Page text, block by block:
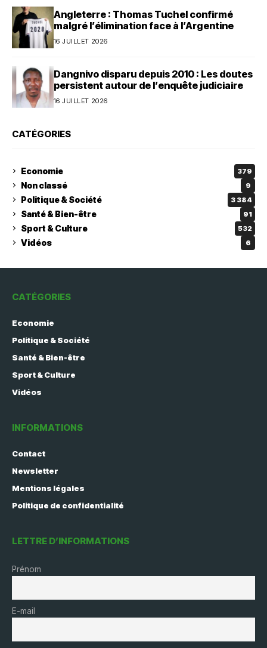
Angleterre : Thomas Tuchel confirmé
malgré l’élimination face à l’Argentine
16 JUILLET 2026
Dangnivo disparu depuis 2010 : Les doutes
persistent autour de l’enquête judiciaire
16 JUILLET 2026
CATÉGORIES
Economie 379
Non classé 9
Politique & Société 3 384
Santé & Bien-être 91
Sport & Culture 532
Vidéos 6
CATÉGORIES
Economie
Politique & Société
Santé & Bien-être
Sport & Culture
Vidéos
INFORMATIONS
Contact
Newsletter
Mentions légales
Politique de confidentialité
LETTRE D’INFORMATIONS
Prénom
E-mail